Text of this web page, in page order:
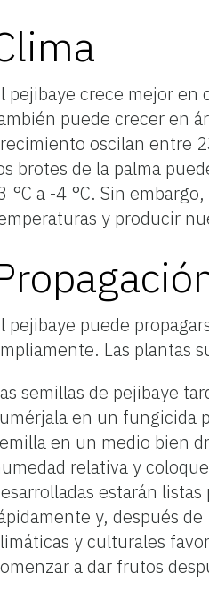
pejibaye crece mejor en
puede crecer en
oscilan entre
brotes de la palma
°C a -4 °C. Sin
y producir
pejibaye puede
Las plantas
semillas de pejibaye
en un fungicida
en un medio bien
relativa y
estarán
y, después
y culturales
a dar frutos